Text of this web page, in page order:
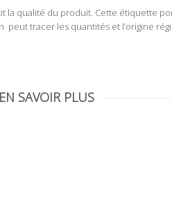
la qualité du produit. Cette étiquette
tracer les quantités et l’origine
EN SAVOIR PLUS